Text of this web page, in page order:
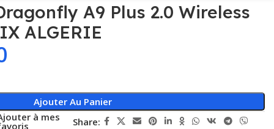
A9 Plus 2.0 Wireless
ALGERIE
Ajouter Au Panier
à mes
Share: